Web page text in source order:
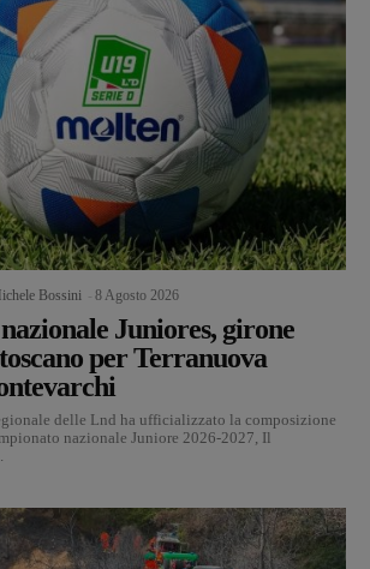
Bossini 8 Agosto 2026
Juniores, girone
per Terranuova
delle Lnd ha ufficializzato la composizione
nazionale Juniore 2026-2027, Il